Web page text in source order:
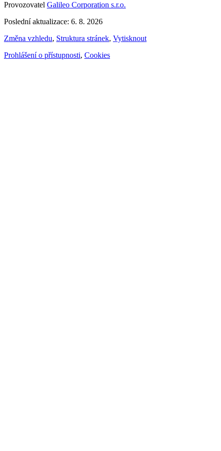
Provozovatel Galileo Corporation s.r.o.
Poslední aktualizace: 6. 8. 2026
Změna vzhledu, Struktura stránek, Vytisknout
Prohlášení o přístupnosti, Cookies